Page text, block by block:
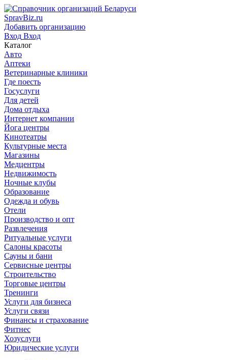
SpravBiz.ru
Добавить организацию
Вход Вход
Каталог
Авто
Аптеки
Ветеринарные клиники
Где поесть
Госуслуги
Для детей
Дома отдыха
Интернет компании
Йога центры
Кинотеатры
Культурные места
Магазины
Медцентры
Недвижимость
Ночные клубы
Образование
Одежда и обувь
Отели
Производство и опт
Развлечения
Ритуальные услуги
Салоны красоты
Сауны и бани
Сервисные центры
Строительство
Торговые центры
Тренинги
Услуги для бизнеса
Услуги связи
Финансы и страхование
Фитнес
Хозуслуги
Юридические услуги